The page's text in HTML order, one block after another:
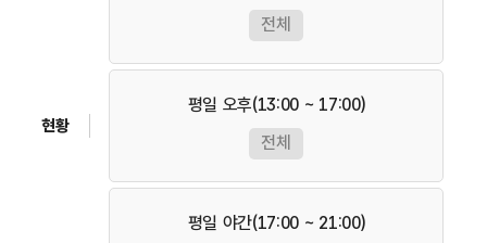
전체
평일 오후(13:00 ~ 17:00)
전체
평일 야간(17:00 ~ 21:00)